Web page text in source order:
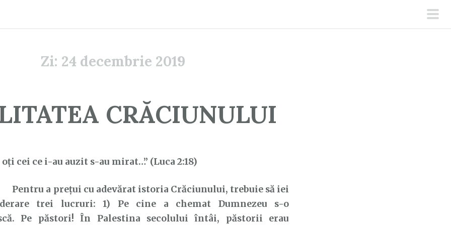
Zi: 24 decembrie 2019
CRĂCIUNULUI
oți cei ce i-au auzit s-au mirat…” (Luca 2:18)
Pentru a prețui cu adevărat istoria Crăciunului, trebuie să iei
trei lucruri: 1) Pe cine a chemat Dumnezeu s-o
Pe păstori! În Palestina secolului întâi, păstorii erau